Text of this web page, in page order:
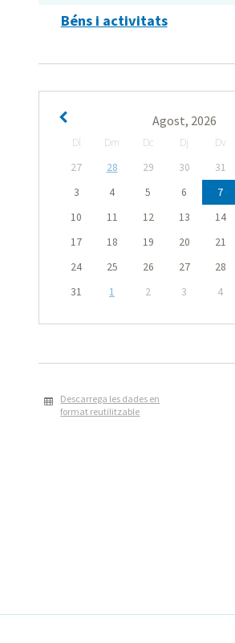
Béns i activitats
Agost, 2026
Dl Dm Dc Dj Dv
27
28 29 30 31
3
4 5 6 7
10
11 12 13 14
17
18 19 20 21
24
25 26 27 28
31
1 2 3 4
Descarrega les dades en
format reutilitzable